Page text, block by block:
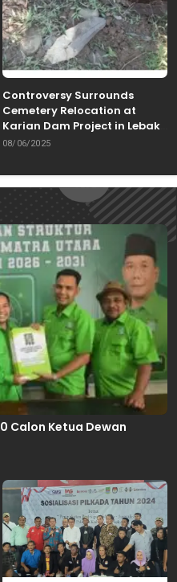
Controversy Surrounds
Cemetery Relocation at
Karian Dam Project in Lebak,
Banten
08/06/2025
Calon Ketua Dewan